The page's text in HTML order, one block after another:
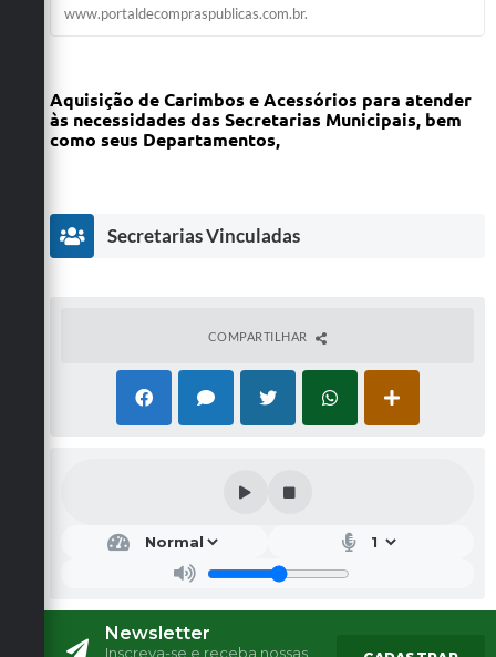
www.portaldecompraspublicas.com.br.
Aquisição de Carimbos e Acessórios para atender
às necessidades das Secretarias Municipais, bem
como seus Departamentos,
Secretarias Vinculadas
etar
pal
de
COMPARTILHAR
Newsletter
Inscreva-se e receba nossas